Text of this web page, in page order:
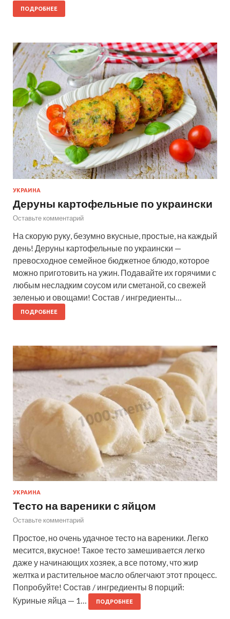
ПОДРОБНЕЕ
УКРАИНА
Деруны картофельные по украински
Оставьте комментарий
На скорую руку, безумно вкусные, простые, на каждый
день! Деруны картофельные по украински —
превосходное семейное бюджетное блюдо, которое
можно приготовить на ужин. Подавайте их горячими с
любым несладким соусом или сметаной, со свежей
зеленью и овощами! Состав / ингредиенты…
ПОДРОБНЕЕ
УКРАИНА
Тесто на вареники с яйцом
Оставьте комментарий
Простое, но очень удачное тесто на вареники. Легко
месится, вкусное! Такое тесто замешивается легко
даже у начинающих хозяек, а все потому, что жир
желтка и растительное масло облегчают этот процесс.
Попробуйте! Состав / ингредиенты 8 порций:
Куриные яйца — 1…
ПОДРОБНЕЕ